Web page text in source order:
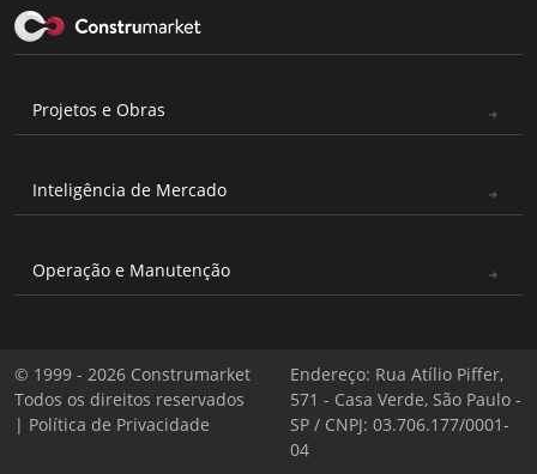
Projetos e Obras
Inteligência de Mercado
Operação e Manutenção
© 1999 - 2026 Construmarket
Todos os direitos reservados
| Política de Privacidade
Endereço: Rua Atílio Piffer,
571 - Casa Verde, São Paulo -
SP / CNPJ: 03.706.177/0001-
04